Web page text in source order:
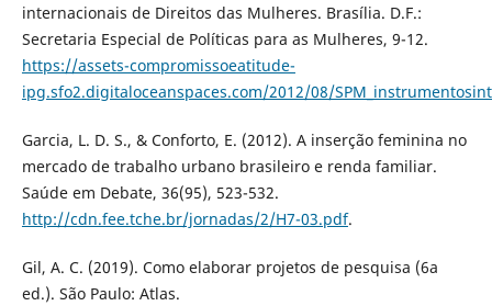
internacionais de Direitos das Mulheres. Brasília. D.F.:
Secretaria Especial de Políticas para as Mulheres, 9-12.
https://assets-compromissoeatitude-
ipg.sfo2.digitaloceanspaces.com/2012/08/
Garcia, L. D. S., & Conforto, E. (2012). A inserção feminina no
mercado de trabalho urbano brasileiro e renda familiar.
Saúde em Debate, 36(95), 523-532.
http://cdn.fee.tche.br/jornadas/2/H7-03.pdf.
Gil, A. C. (2019). Como elaborar projetos de pesquisa (6a
ed.). São Paulo: Atlas.